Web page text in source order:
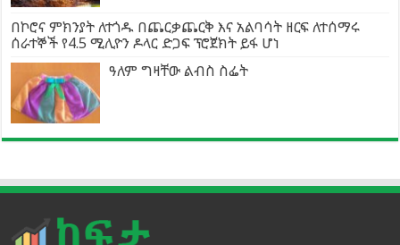
በኮሮና ምክንያት ለተጎዱ በጨርቃጨርቅ እና አልባሳት ዘርፍ ለተሰማሩ
ሰራተኞች የ4.5 ሚሊዮን ዶላር ድጋፍ ፕሮጀክት ይፋ ሆነ
ዓለም ግዛቸው ልብስ ስፌት